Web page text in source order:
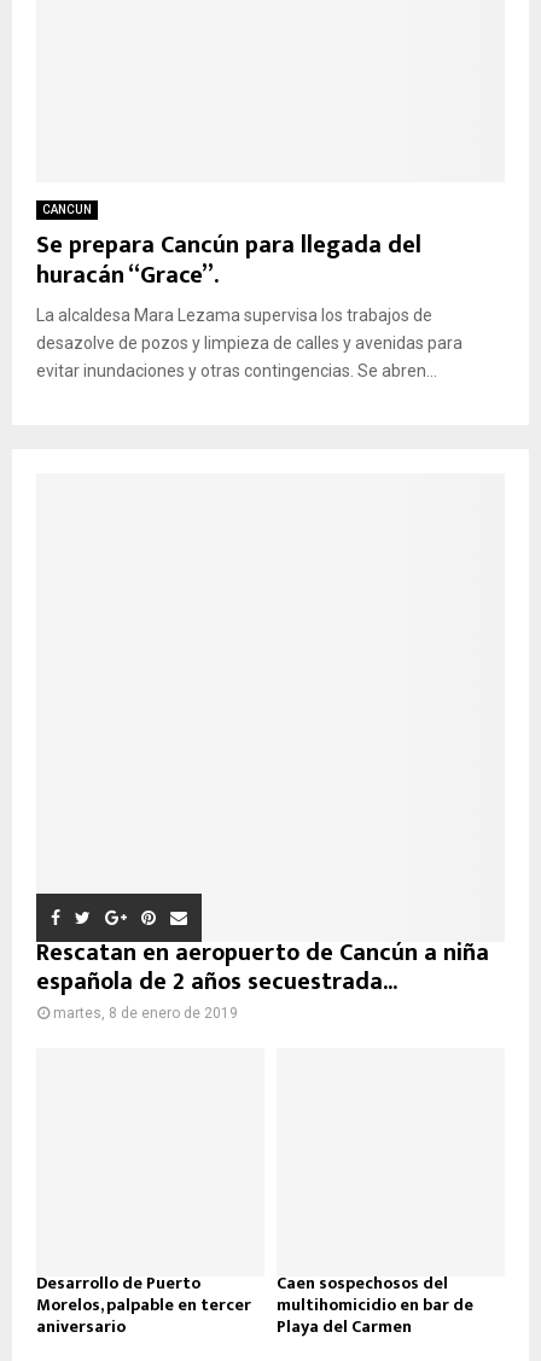
CANCUN
Se prepara Cancún para llegada del
huracán “Grace”.
La alcaldesa Mara Lezama supervisa los trabajos de
desazolve de pozos y limpieza de calles y avenidas para
evitar inundaciones y otras contingencias. Se abren...
Rescatan en aeropuerto de Cancún a niña
española de 2 años secuestrada...
martes, 8 de enero de 2019
Desarrollo de Puerto
Morelos, palpable en tercer
aniversario
Caen sospechosos del
multihomicidio en bar de
Playa del Carmen